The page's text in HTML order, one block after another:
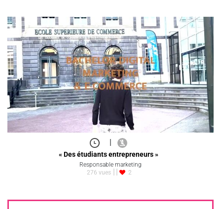
« Des étudiants entrepreneurs »
Responsable marketing
276 vues
2